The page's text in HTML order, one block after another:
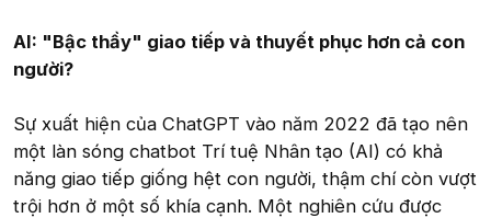
AI: "Bậc thầy" giao tiếp và thuyết phục hơn cả con
người?
Sự xuất hiện của ChatGPT vào năm 2022 đã tạo nên
một làn sóng chatbot Trí tuệ Nhân tạo (AI) có khả
năng giao tiếp giống hệt con người, thậm chí còn vượt
trội hơn ở một số khía cạnh. Một nghiên cứu được